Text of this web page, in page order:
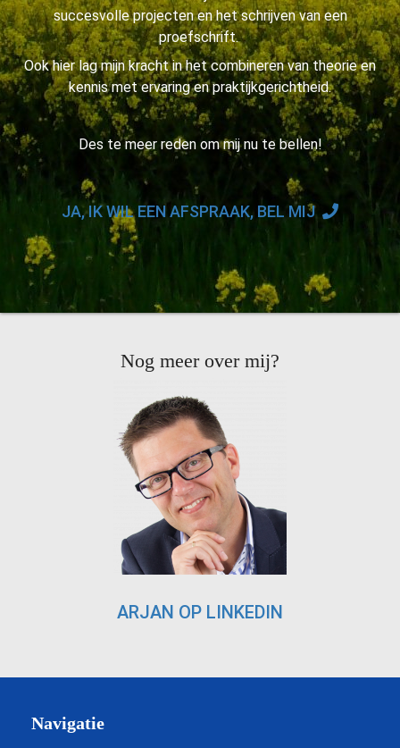
succesvolle projecten en het schrijven van een
proefschrift.
Ook hier lag mijn kracht in het combineren van theorie en
kennis met ervaring en praktijkgerichtheid.
Des te meer reden om mij nu te bellen!
JA, IK WIL EEN AFSPRAAK, BEL MIJ
Nog meer over mij?
ARJAN OP LINKEDIN
Navigatie